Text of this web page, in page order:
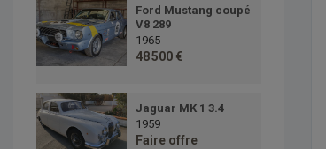
Ford Mustang coupé
V8 289
1965
48 500 €
Jaguar MK 1 3.4
1959
Faire offre